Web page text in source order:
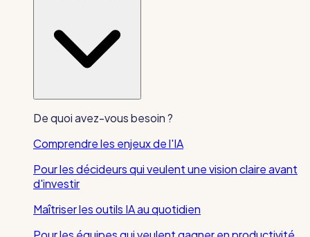
De quoi avez-vous besoin ?
Comprendre les enjeux de l'IA
Pour les décideurs qui veulent une vision claire avant
d'investir
Maîtriser les outils IA au quotidien